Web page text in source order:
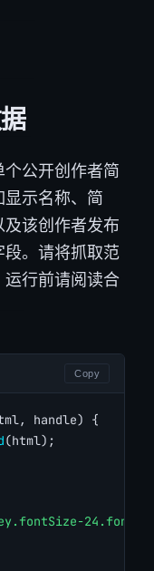
公开创作者简
示名称、简
该创作者发布
。请将抓取范
行前请阅读合
Copy
handle) {
(html);